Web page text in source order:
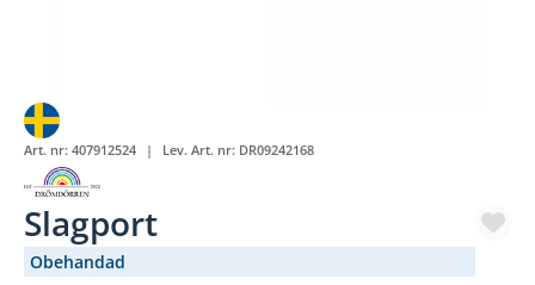
Art. nr: 407912524 Lev. Art. nr: DR09242168
Slagport
Obehandad